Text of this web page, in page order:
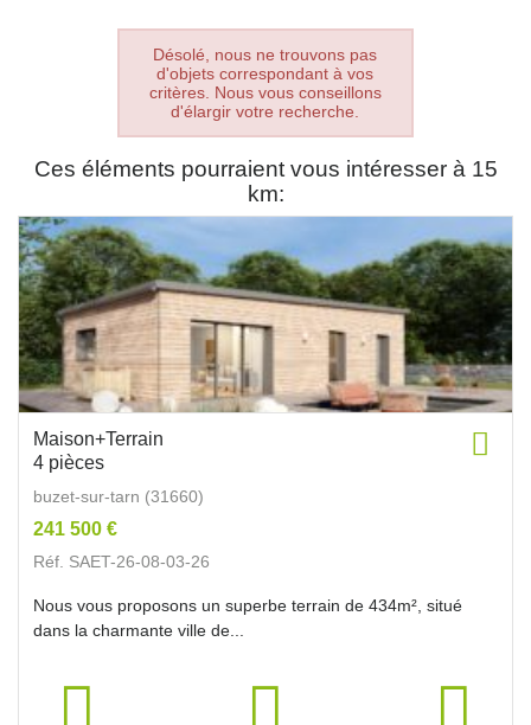
Désolé, nous ne trouvons pas
d'objets correspondant à vos
critères. Nous vous conseillons
d'élargir votre recherche.
Ces éléments pourraient vous intéresser à 15
km:
Maison+Terrain
4 pièces
buzet-sur-tarn (31660)
241 500 €
Réf. SAET-26-08-03-26
Nous vous proposons un superbe terrain de 434m², situé
dans la charmante ville de...